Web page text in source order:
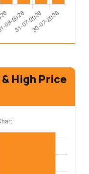
High Price